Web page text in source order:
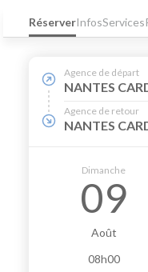
RéserverInfosServices
Agence de départ
NANTES
Agence de retour
NANTES
Dimanche
09
Août
08h00